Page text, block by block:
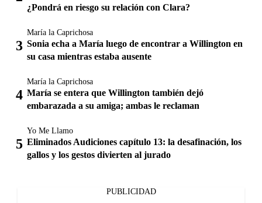
¿Pondrá en riesgo su relación con Clara?
María la Caprichosa
Sonia echa a María luego de encontrar a Willington en
su casa mientras estaba ausente
María la Caprichosa
María se entera que Willington también dejó
embarazada a su amiga; ambas le reclaman
Yo Me Llamo
Eliminados Audiciones capítulo 13: la desafinación, los
gallos y los gestos divierten al jurado
PUBLICIDAD